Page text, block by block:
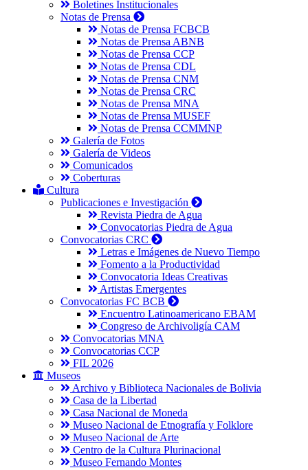
Boletines Institucionales
Notas de Prensa
Notas de Prensa FCBCB
Notas de Prensa ABNB
Notas de Prensa CCP
Notas de Prensa CDL
Notas de Prensa CNM
Notas de Prensa CRC
Notas de Prensa MNA
Notas de Prensa MUSEF
Notas de Prensa CCMMNP
Galería de Fotos
Galería de Videos
Comunicados
Coberturas
Cultura
Publicaciones e Investigación
Revista Piedra de Agua
Convocatorias Piedra de Agua
Convocatorias CRC
Letras e Imágenes de Nuevo Tiempo
Fomento a la Productividad
Convocatoria Ideas Creativas
Artistas Emergentes
Convocatorias FC BCB
Encuentro Latinoamericano EBAM
Congreso de Archivoligía CAM
Convocatorias MNA
Convocatorias CCP
FIL 2026
Museos
Archivo y Biblioteca Nacionales de Bolivia
Casa de la Libertad
Casa Nacional de Moneda
Museo Nacional de Etnografía y Folklore
Museo Nacional de Arte
Centro de la Cultura Plurinacional
Museo Fernando Montes